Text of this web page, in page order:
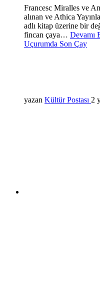
Francesc Miralles ve
alınan ve Athica
adlı kitap üzerine bir
fincan çaya… Devamı
Uçurumda Son Çay
yazan Kültür Postası 2